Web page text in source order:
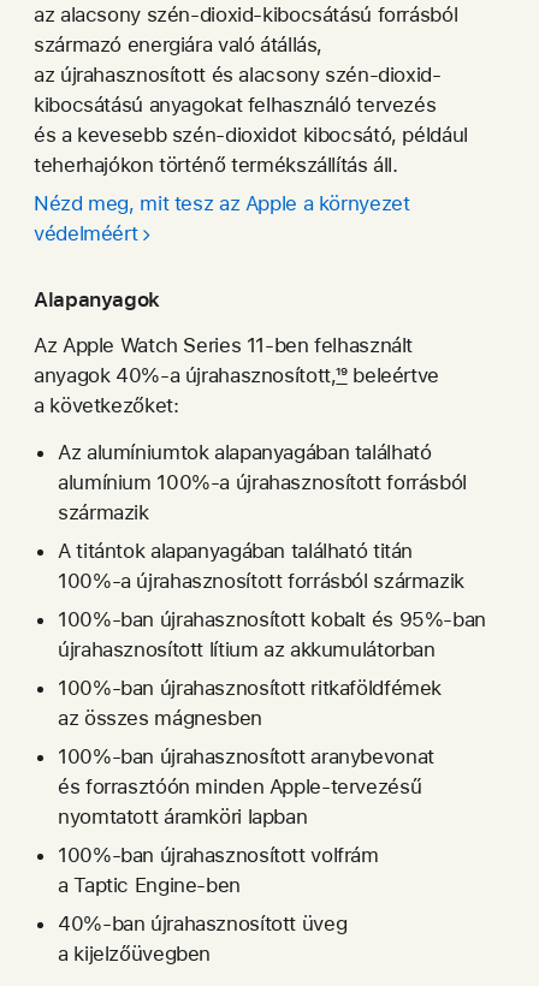
az alacsony szén-dioxid-kibocsátású forrásból
származó energiára való átállás,
az újrahasznosított és alacsony szén-dioxid-
kibocsátású anyagokat felhasználó tervezés
és a kevesebb szén-dioxidot kibocsátó, például
teherhajókon történő termékszállítás áll.
Nézd meg, mit tesz az Apple a környezet
védelméért
Alapanyagok
Az Apple Watch Series 11-ben felhasznált
anyagok 40%-a újrahasznosított,19beleértve
a következőket:
Az alumíniumtok alapanyagában található
alumínium 100%‑a újra­hasznosított forrásból
származik
A titántok alapanyagában található titán
100%‑a újra­hasznosított forrásból származik
100%‑ban újrahasznosított kobalt és 95%‑ban
újra­hasznosított lítium az akkumulátorban
100%‑ban újrahasznosított ritka­földfémek
az összes mágnesben
100%‑ban újrahasznosított aranybevonat
és forrasztóón minden Apple-tervezésű
nyomtatott áram­köri lapban
100%-ban újrahasznosított volfrám
a Taptic Engine‑ben
40%‑ban újrahasznosított üveg
a kijelzőüvegben